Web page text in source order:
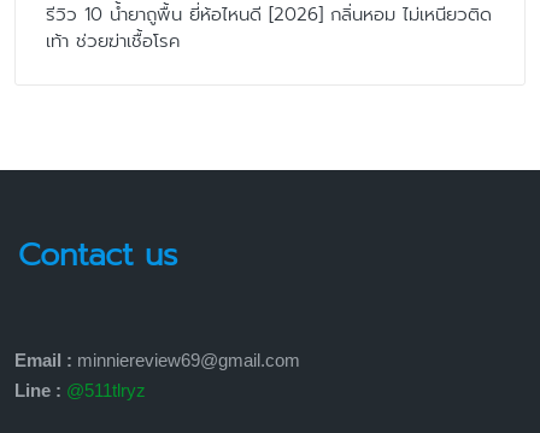
รีวิว 10 น้ำยาถูพื้น ยี่ห้อไหนดี [2026] กลิ่นหอม ไม่เหนียวติด
เท้า ช่วยฆ่าเชื้อโรค
Contact us
Email : minniereview69@gmail.com
Line : @511tlryz